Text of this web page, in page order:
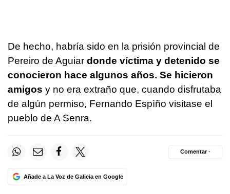
De hecho, habría sido en la prisión provincial de
Pereiro de Aguiar donde víctima y detenido se
conocieron hace algunos años. Se hicieron
amigos y no era extraño que, cuando disfrutaba
de algún permiso, Fernando Espìño visitase el
pueblo de A Senra.
Añade a La Voz de Galicia en Google
Comentar ·